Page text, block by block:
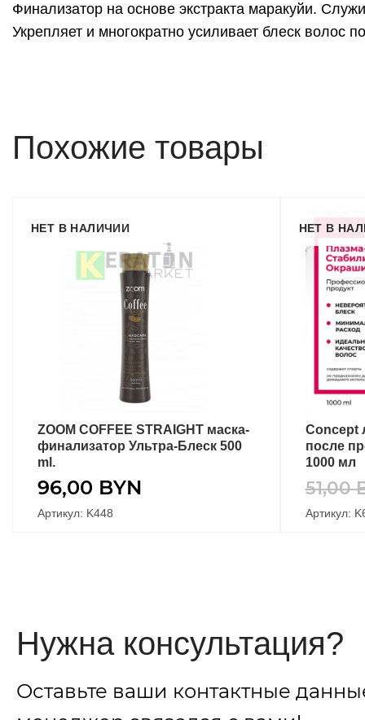
Финализатор на основе экстракта маракуйи.
Укрепляет и многократно усиливает блеск волос
Похожие товары
НЕТ В НАЛИЧИИ
ПОДРОБНЕЕ
ZOOM COFFEE STRAIGHT маска-
финализатор Ультра-Блеск 500
ml.
96,00 BYN
Артикул: K448
НЕТ В
Concept
после
1000 мл
51,00
Артикул:
Нужна консультация?
Оставьте ваши контактные